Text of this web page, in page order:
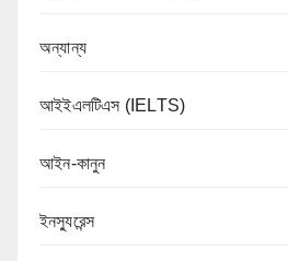
অন্যান্য
আইইএলটিএস (IELTS)
আইন-কানুন
ইনস্যুরেন্স